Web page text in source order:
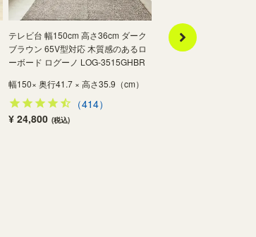
テレビ台 幅150cm 高さ36cm ダーク
ブラウン 65V型対応 木質感のあるロ
ーボード ログーノ LOG-3515GHBR
幅150× 奥行41.7 × 高さ35.9（cm）
（414）
¥ 24,800 (税込)
絵本棚 おもちゃディス
幅91cm 高さ26cm アイ